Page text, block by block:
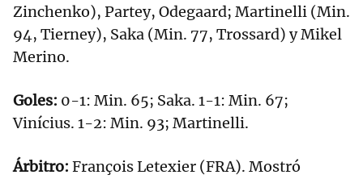
Zinchenko), Partey, Odegaard; Martinelli (Min.
94, Tierney), Saka (Min. 77, Trossard) y Mikel
Merino.
Goles: 0-1: Min. 65; Saka. 1-1: Min. 67;
Vinícius. 1-2: Min. 93; Martinelli.
Árbitro: François Letexier (FRA). Mostró